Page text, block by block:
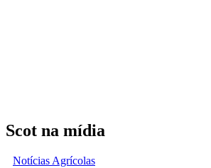
Scot na mídia
Notícias Agrícolas